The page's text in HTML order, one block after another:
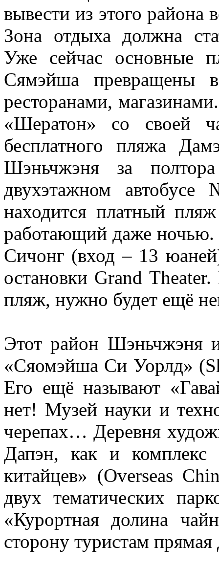
вывести из этого района
Зона отдыха должна
Уже сейчас основные
Сямэйша превращены
ресторанами,
«Шератон» со своей
бесплатного пляжа
Шэньчжэня за
двухэтажном
находится платный
работающий даже
Сичонг (вход – 13
остановки Grand
пляж, нужно будет ещё
Этот район Шэньчжэня
«Сяомэйша Си Уорлд»
Его ещё называют
нет! Музей науки и
черепах… Деревня
Дапэн, как и комплекс
китайцев» (Overseas
двух тематических
«Курортная долина
сторону туристам прямая